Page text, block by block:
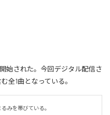
始された。今回デジタル配信さ
全1曲となっている。
みを帯びている。